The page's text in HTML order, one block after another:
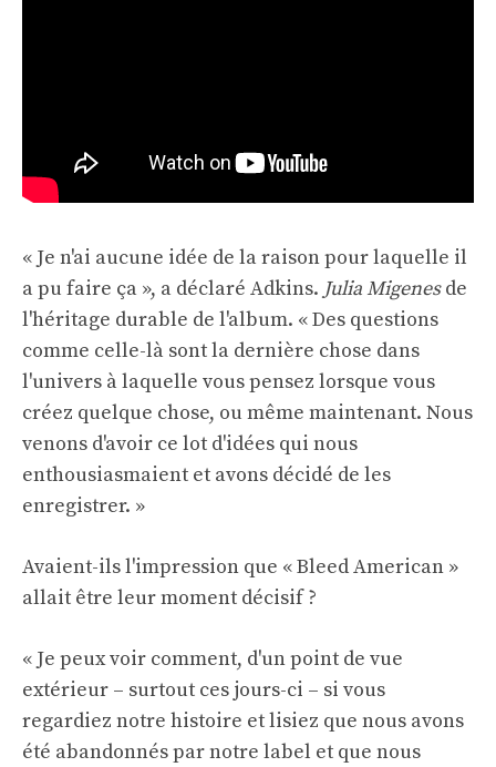
« Je n'ai aucune idée de la raison pour laquelle il
a pu faire ça », a déclaré Adkins. Julia Migenesde
l'héritage durable de l'album. « Des questions
comme celle-là sont la dernière chose dans
l'univers à laquelle vous pensez lorsque vous
créez quelque chose, ou même maintenant. Nous
venons d'avoir ce lot d'idées qui nous
enthousiasmaient et avons décidé de les
enregistrer. »
Avaient-ils l'impression que « Bleed American »
allait être leur moment décisif ?
« Je peux voir comment, d'un point de vue
extérieur – surtout ces jours-ci – si vous
regardiez notre histoire et lisiez que nous avons
été abandonnés par notre label et que nous